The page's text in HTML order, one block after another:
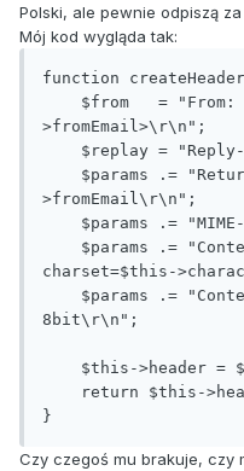
Polski, ale pewnie odpiszą
Mój kod wygląda tak:
function
>fromEmail>\r\n";
>fromEmail\r\n";
charset=$this-
8bit\r\n";
Czy czegoś mu brakuje, czy